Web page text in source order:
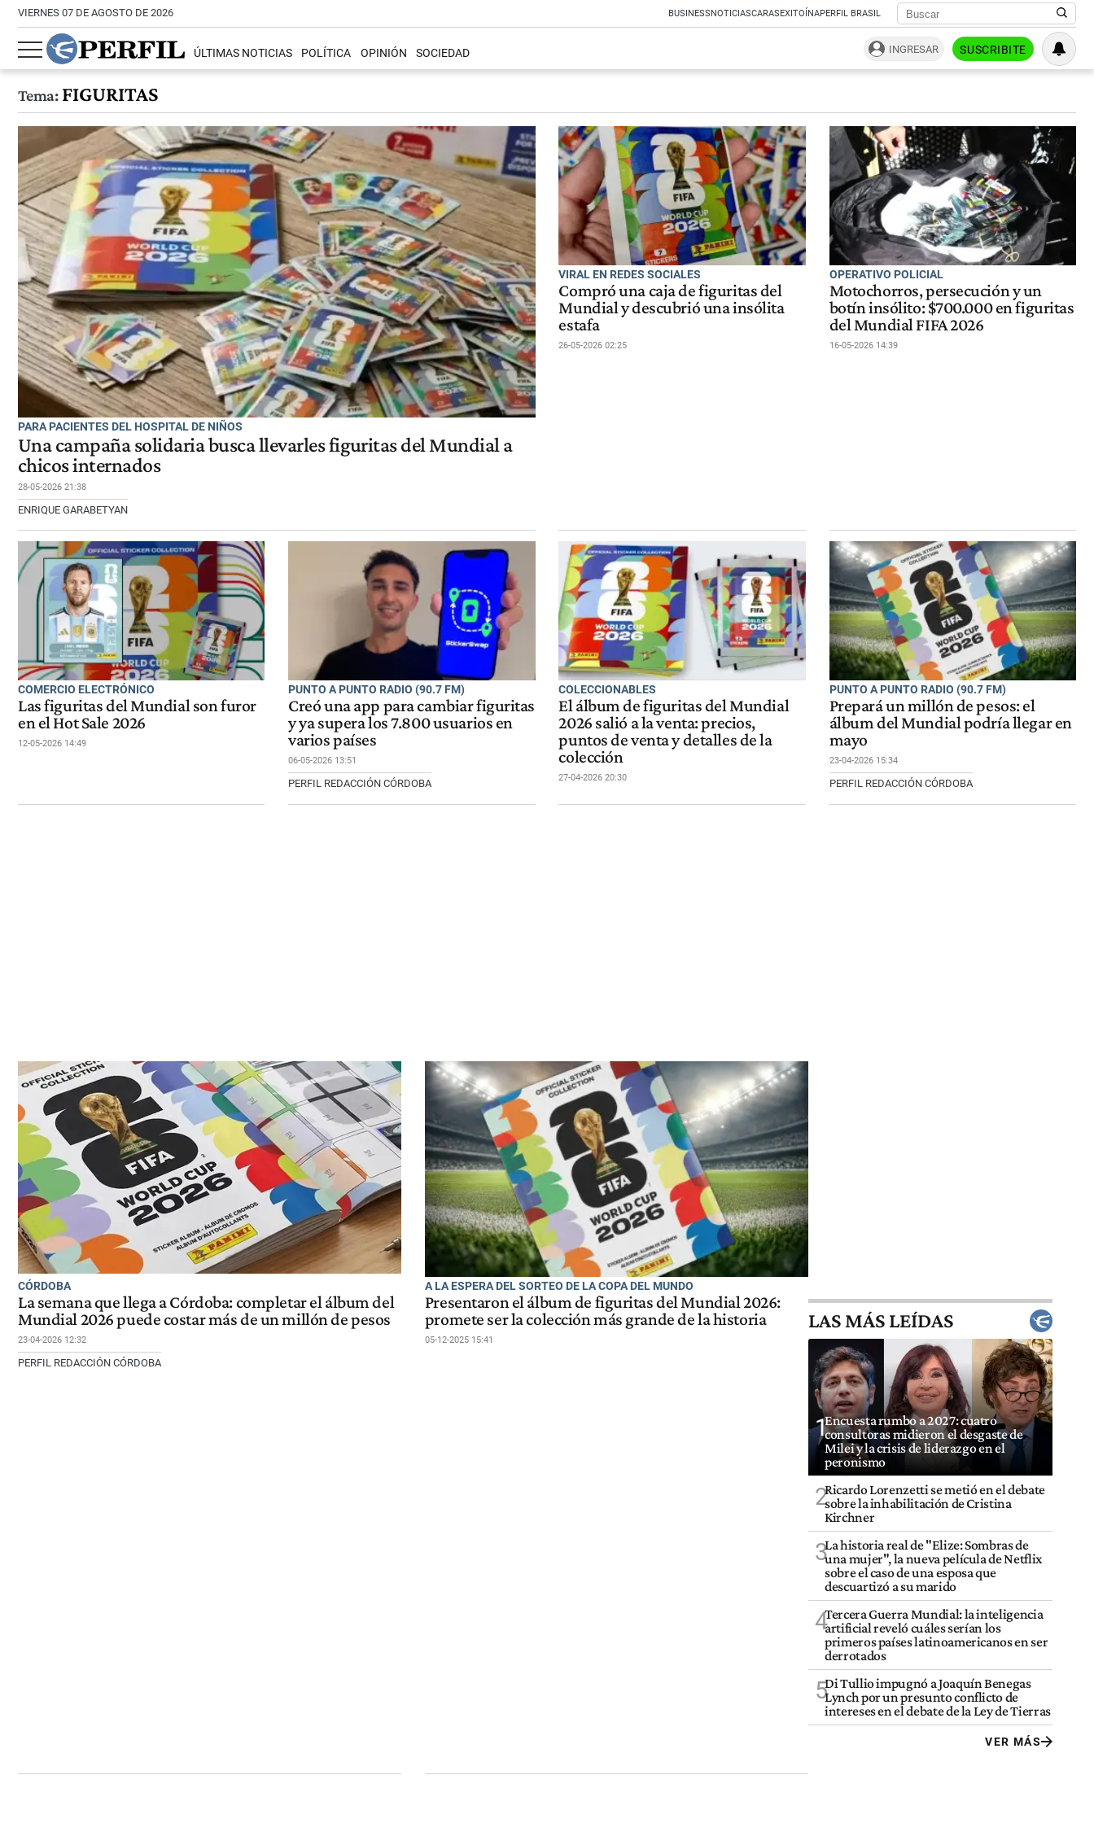
VIERNES 07 DE AGOSTO DE 2026 BUSINESSNOTICIASCARASEXITOÍNAPERFIL BRASIL
ÚLTIMAS NOTICIAS POLÍTICA OPINIÓN SOCIEDAD INGRESAR SUSCRIBITE
Tema:FIGURITAS
PARA PACIENTES DEL HOSPITAL DE NIÑOS
Una campaña solidaria busca llevarles figuritas del Mundial a
chicos internados
28-05-2026 21:38
ENRIQUE GARABETYAN
VIRAL EN REDES SOCIALES
Compró una caja de figuritas del
Mundial y descubrió una insólita
estafa
26-05-2026 02:25
OPERATIVO POLICIAL
Motochorros, persecución y un
botín insólito: $700.000 en figuritas
del Mundial FIFA 2026
16-05-2026 14:39
COMERCIO ELECTRÓNICO
Las figuritas del Mundial son furor
en el Hot Sale 2026
12-05-2026 14:49
PUNTO A PUNTO RADIO (90.7 FM)
Creó una app para cambiar figuritas
y ya supera los 7.800 usuarios en
varios países
06-05-2026 13:51
PERFIL REDACCIÓN CÓRDOBA
COLECCIONABLES
El álbum de figuritas del Mundial
2026 salió a la venta: precios,
puntos de venta y detalles de la
colección
27-04-2026 20:30
PUNTO A PUNTO RADIO (90.7 FM)
Prepará un millón de pesos: el
álbum del Mundial podría llegar en
mayo
23-04-2026 15:34
PERFIL REDACCIÓN CÓRDOBA
CÓRDOBA
La semana que llega a Córdoba: completar el álbum del
Mundial 2026 puede costar más de un millón de pesos
23-04-2026 12:32
PERFIL REDACCIÓN CÓRDOBA
A LA ESPERA DEL SORTEO DE LA COPA DEL MUNDO
Presentaron el álbum de figuritas del Mundial 2026:
promete ser la colección más grande de la historia
05-12-2025 15:41
LAS MÁS LEÍDAS
1Encuesta rumbo a 2027: cuatro
consultoras midieron el desgaste de
Milei y la crisis de liderazgo en el
peronismo
2Ricardo Lorenzetti se metió en el debate
sobre la inhabilitación de Cristina
Kirchner
3La historia real de "Elize: Sombras de
una mujer", la nueva película de Netflix
sobre el caso de una esposa que
descuartizó a su marido
4Tercera Guerra Mundial: la inteligencia
artificial reveló cuáles serían los
primeros países latinoamericanos en ser
derrotados
5Di Tullio impugnó a Joaquín Benegas
Lynch por un presunto conflicto de
intereses en el debate de la Ley de Tierras
VER MÁS